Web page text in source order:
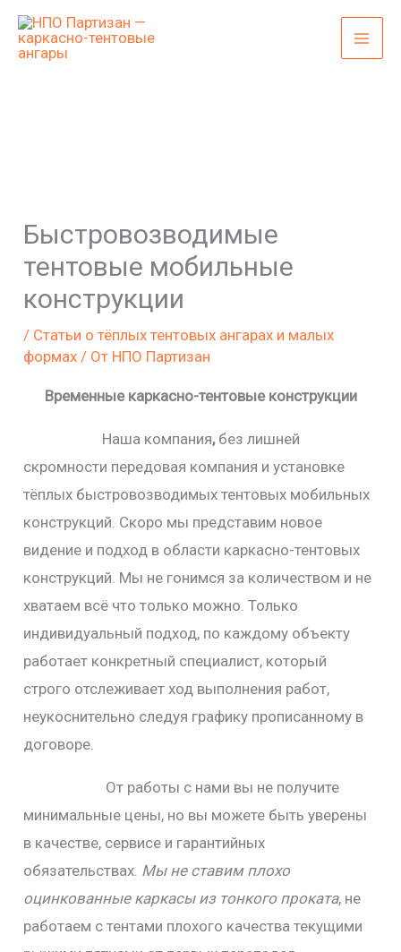
Перейти
Быстровозводимые
тентовые мобильные
конструкции
/ Статьи о тёплых тентовых ангарах и малых
формах / От НПО Партизан
Временные каркасно-тентовые конструкции
Наша компания,без лишней
скромности передовая компания и установке
тёплых быстровозводимых тентовых мобильных
конструкций. Скоро мы представим новое
видение и подход в области каркасно-тентовых
конструкций. Мы не гонимся за количеством и не
хватаем всё что только можно. Только
индивидуальный подход, по каждому объекту
работает конкретный специалист, который
строго отслеживает ход выполнения работ,
неукоснительно следуя графику прописанному в
договоре.
От работы с нами вы не получите
минимальные цены, но вы можете быть уверены
в качестве, сервисе и гарантийных
обязательствах. Мы не ставим плохо
оцинкованные каркасы из тонкого проката, не
работаем с тентами плохого качества текущими